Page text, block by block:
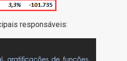
responsáveis: